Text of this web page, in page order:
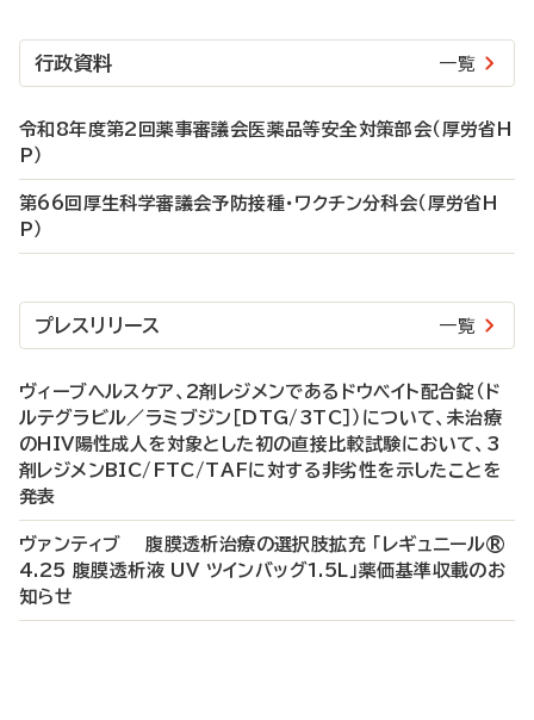
行政資料 一覧
令和8年度第2回薬事審議会医薬品等安全対策部会（厚労省H
P）
第66回厚生科学審議会予防接種・ワクチン分科会（厚労省H
P）
プレスリリース 一覧
ヴィーブヘルスケア、2剤レジメンであるドウベイト配合錠（ド
ルテグラビル／ラミブジン［DTG/3TC］）について、未治療
のHIV陽性成人を対象とした初の直接比較試験において、3
剤レジメンBIC/FTC/TAFに対する非劣性を示したことを
発表
ヴァンティブ 腹膜透析治療の選択肢拡充 「レギュニール®
4.25 腹膜透析液 UV ツインバッグ1.5L」薬価基準収載のお
知らせ